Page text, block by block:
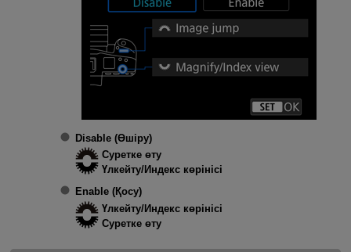
Disable (Өшіру)
Суретке өту
Үлкейту/Индекс көрінісі
Enable (Қосу)
Үлкейту/Индекс көрінісі
Суретке өту